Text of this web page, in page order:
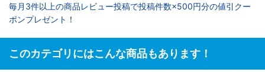
毎月3件以上の商品レビュー投稿で投稿件数×500円分の値引クー
ポンプレゼント！
このカテゴリにはこんな商品もあります！